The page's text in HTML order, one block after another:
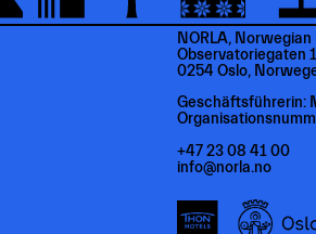
NORLA,
Observatoriegaten
0254 Oslo,
Geschäftsführerin:
+47 23 08 41 00
info@norla.no